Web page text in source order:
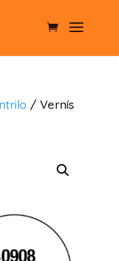
/ Vernís